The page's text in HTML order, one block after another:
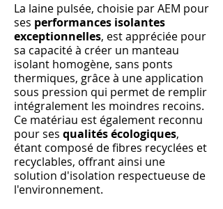
La laine pulsée, choisie par AEM pour
ses performances isolantes
exceptionnelles, est appréciée pour
sa capacité à créer un manteau
isolant homogène, sans ponts
thermiques, grâce à une application
sous pression qui permet de remplir
intégralement les moindres recoins.
Ce matériau est également reconnu
pour ses qualités écologiques,
étant composé de fibres recyclées et
recyclables, offrant ainsi une
solution d'isolation respectueuse de
l'environnement.